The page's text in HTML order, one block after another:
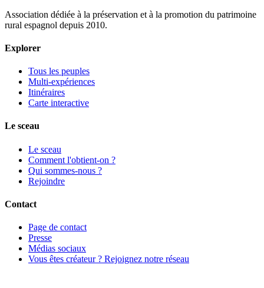
Association dédiée à la préservation et à la promotion du patrimoine
rural espagnol depuis 2010.
Explorer
Tous les peuples
Multi-expériences
Itinéraires
Carte interactive
Le sceau
Le sceau
Comment l'obtient-on ?
Qui sommes-nous ?
Rejoindre
Contact
Page de contact
Presse
Médias sociaux
Vous êtes créateur ? Rejoignez notre réseau